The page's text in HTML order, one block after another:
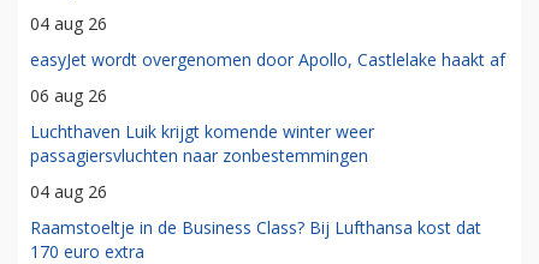
04 aug 26
easyJet wordt overgenomen door Apollo, Castlelake haakt af
06 aug 26
Luchthaven Luik krijgt komende winter weer
passagiersvluchten naar zonbestemmingen
04 aug 26
Raamstoeltje in de Business Class? Bij Lufthansa kost dat
170 euro extra